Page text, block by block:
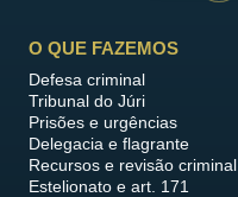
O QUE FAZEMOS
Defesa criminal
Tribunal do Júri
Prisões e urgências
Delegacia e flagrante
Recursos e revisão criminal
Estelionato e art. 171